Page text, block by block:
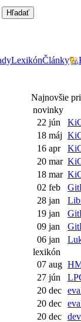
LexikónČlánky
Najnovšie
novinky
22 jún
18 máj
16 apr
20 mar
18 mar
02 feb
28 jan
19 jan
09 jan
06 jan
lexikón
07 aug
27 jún
20 dec
20 dec
20 dec